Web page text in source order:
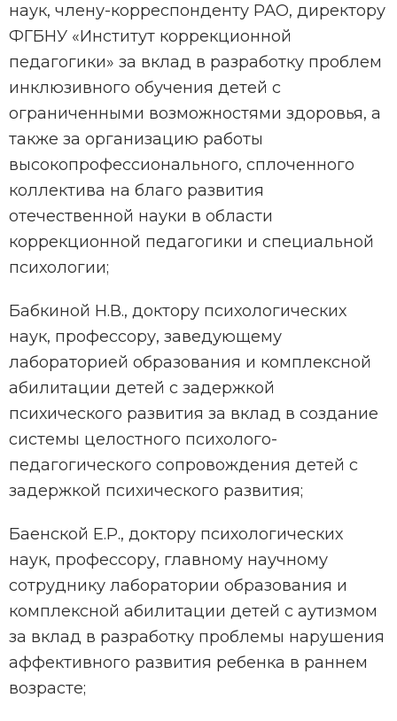
наук, члену-корреспонденту РАО, директору
ФГБНУ «Институт коррекционной
педагогики» за вклад в разработку проблем
инклюзивного обучения детей с
ограниченными возможностями здоровья, а
также за организацию работы
высокопрофессионального, сплоченного
коллектива на благо развития
отечественной науки в области
коррекционной педагогики и специальной
психологии;
Бабкиной Н.В., доктору психологических
наук, профессору, заведующему
лабораторией образования и комплексной
абилитации детей с задержкой
психического развития за вклад в создание
системы целостного психолого-
педагогического сопровождения детей с
задержкой психического развития;
Баенской Е.Р., доктору психологических
наук, профессору, главному научному
сотруднику лаборатории образования и
комплексной абилитации детей с аутизмом
за вклад в разработку проблемы нарушения
аффективного развития ребенка в раннем
возрасте;